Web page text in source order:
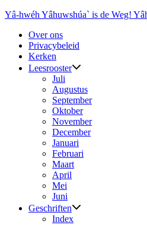
Ga
inhoud
Yâ-hwéh Yâhuwshúa` is de Weg!
Over ons
Privacybeleid
Kerken
Leesrooster
Juli
Augustus
September
Oktober
November
December
Januari
Februari
Maart
April
Mei
Juni
Geschriften
Index